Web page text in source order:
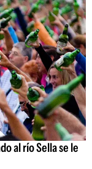
al río Sella se le